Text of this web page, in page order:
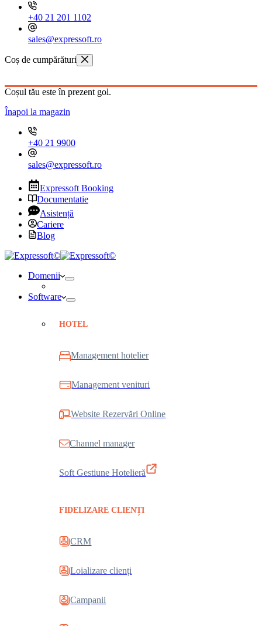
+40 21 201 1102
sales@expressoft.ro
Coș de cumpărături
Coșul tău este în prezent gol.
Înapoi la magazin
+40 21 9900
sales@expressoft.ro
Expressoft Booking
Documentatie
Asistență
Cariere
Blog
Domenii
Software
HOTEL
Management hotelier
Management venituri
Website Rezervări Online
Channel manager
Soft Gestiune Hotelieră
FIDELIZARE CLIENȚI
CRM
Loializare clienți
Campanii